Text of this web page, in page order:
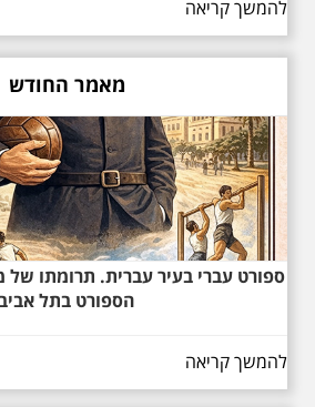
27.6.2026 - שבת בשעה
10:00 בבוקר. שכונת אבו
כביר - הנסתר והגלוי וגם
ביקור מיוחד בכנסיה
הרוסית
לראשונה ניתנת אפשרות בסיור
המיוחד הזה של אילן שחורי לבקר
בכנסייה הרוסית אורתודוכסית
המסתורית באבו כביר, בה פעל בעבר
שכונת שהוקמה במחצית הראשונה
של המאה ה-19 והפכה בתקופת
להמשך קריאה
מאמר החודש
ספורט עברי בעיר עברית. תרומתו של
הספורט בתל
להמשך קריאה